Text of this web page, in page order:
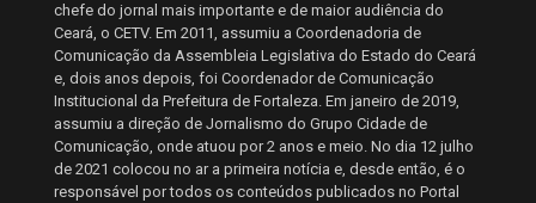
chefe do jornal mais importante e de maior audiência do
Ceará, o CETV. Em 2011, assumiu a Coordenadoria de
Comunicação da Assembleia Legislativa do Estado do Ceará
e, dois anos depois, foi Coordenador de Comunicação
Institucional da Prefeitura de Fortaleza. Em janeiro de 2019,
assumiu a direção de Jornalismo do Grupo Cidade de
Comunicação, onde atuou por 2 anos e meio. No dia 12 julho
de 2021 colocou no ar a primeira notícia e, desde então, é o
responsável por todos os conteúdos publicados no Portal